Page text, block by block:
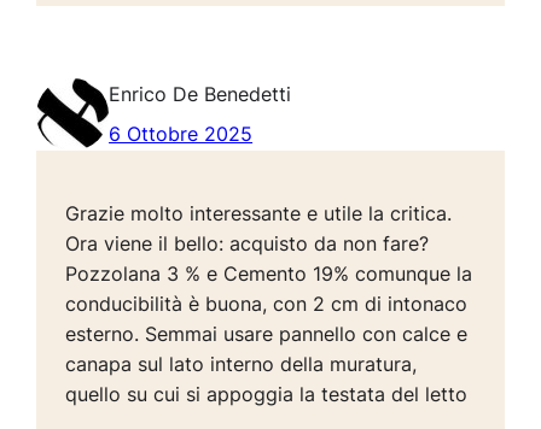
Enrico De Benedetti
6 Ottobre 2025
Grazie molto interessante e utile la critica.
Ora viene il bello: acquisto da non fare?
Pozzolana 3 % e Cemento 19% comunque la
conducibilità è buona, con 2 cm di intonaco
esterno. Semmai usare pannello con calce e
canapa sul lato interno della muratura,
quello su cui si appoggia la testata del letto